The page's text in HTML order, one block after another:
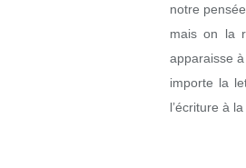
notre
mais on la
apparaisse
importe la
l’écriture à la